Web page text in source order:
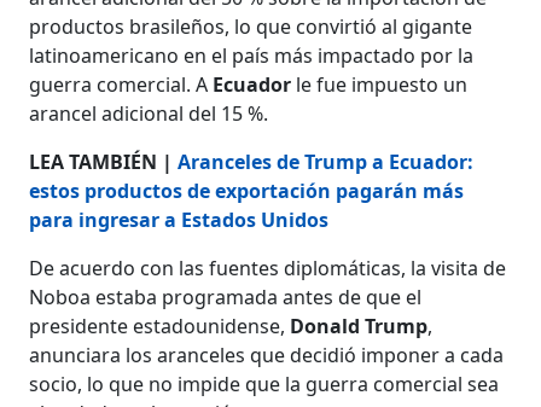
productos brasileños, lo que convirtió al gigante
latinoamericano en el país más impactado por la
guerra comercial. A Ecuador le fue impuesto un
arancel adicional del 15 %.
LEA TAMBIÉN |Aranceles de Trump a Ecuador:
estos productos de exportación pagarán más
para ingresar a Estados Unidos
De acuerdo con las fuentes diplomáticas, la visita de
Noboa estaba programada antes de que el
presidente estadounidense, Donald Trump,
anunciara los aranceles que decidió imponer a cada
socio, lo que no impide que la guerra comercial sea